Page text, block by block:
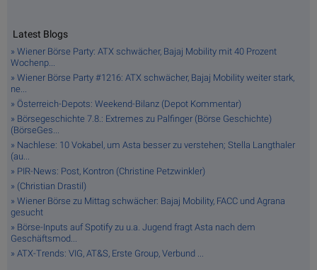
Latest Blogs
» Wiener Börse Party: ATX schwächer, Bajaj Mobility mit 40 Prozent
Wochenp...
» Wiener Börse Party #1216: ATX schwächer, Bajaj Mobility weiter stark,
ne...
» Österreich-Depots: Weekend-Bilanz (Depot Kommentar)
» Börsegeschichte 7.8.: Extremes zu Palfinger (Börse Geschichte)
(BörseGes...
» Nachlese: 10 Vokabel, um Asta besser zu verstehen; Stella Langthaler
(au...
» PIR-News: Post, Kontron (Christine Petzwinkler)
» (Christian Drastil)
» Wiener Börse zu Mittag schwächer: Bajaj Mobility, FACC und Agrana
gesucht
» Börse-Inputs auf Spotify zu u.a. Jugend fragt Asta nach dem
Geschäftsmod...
» ATX-Trends: VIG, AT&S, Erste Group, Verbund ...